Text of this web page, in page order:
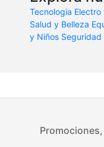
Tecnologia Electro
Salud y Belleza
y Niños Seguridad